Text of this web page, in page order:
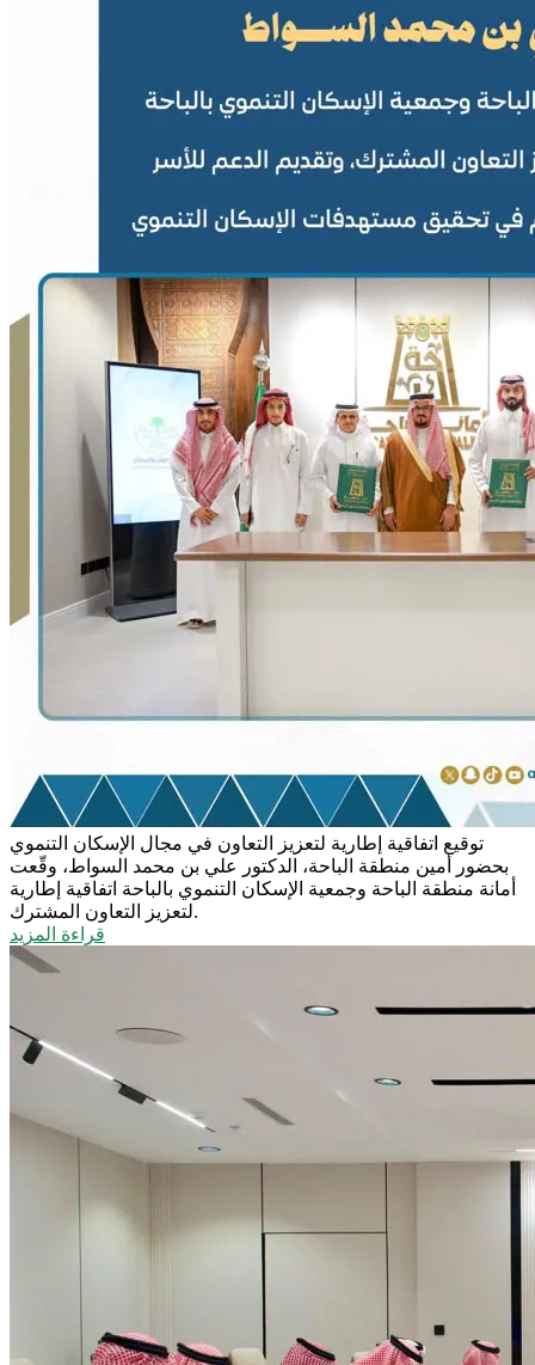
توقيع اتفاقية إطارية لتعزيز التعاون في مجال الإسكان التنموي
بحضور أمين منطقة الباحة، الدكتور علي بن محمد السواط، وقّعت
أمانة منطقة الباحة وجمعية الإسكان التنموي بالباحة اتفاقية إطارية
لتعزيز التعاون المشترك.
قراءة المزيد